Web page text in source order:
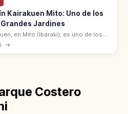
Kairakuen Mito: Uno de los
Jardines
en Mito (Ibaraki), es uno de los
Jardines con Kenroku-en y
→
Costero